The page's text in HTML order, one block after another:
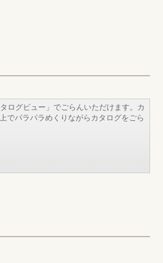
ログビュー」でごらんいただけます。カ
でパラパラめくりながらカタログをごら